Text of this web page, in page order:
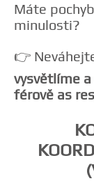
Máte
minulosti?
👉
vysvětlíme
férově as